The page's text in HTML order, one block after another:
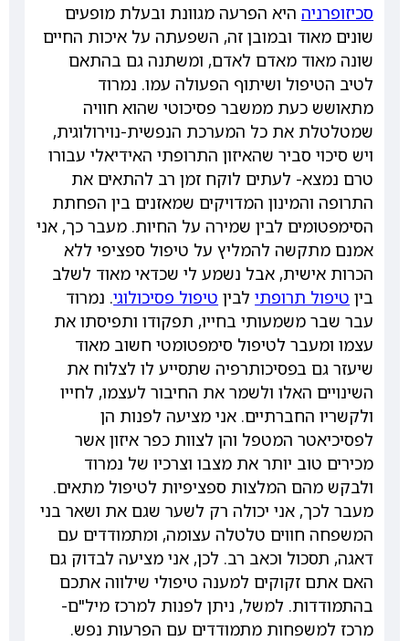
סכיזופרניההיא הפרעה מגוונת ובעלת מופעים
שונים מאוד ובמובן זה, השפעתה על איכות החיים
שונה מאוד מאדם לאדם, ומשתנה גם בהתאם
לטיב הטיפול ושיתוף הפעולה עמו. נמרוד
מתאושש כעת ממשבר פסיכוטי שהוא חוויה
שמטלטלת את כל המערכת הנפשית-נוירולוגית,
ויש סיכוי סביר שהאיזון התרופתי האידיאלי עבורו
טרם נמצא- לעתים לוקח זמן רב להתאים את
התרופה והמינון המדויקים שמאזנים בין הפחתת
הסימפטומים לבין שמירה על החיות. מעבר כך, אני
אמנם מתקשה להמליץ על טיפול ספציפי ללא
הכרות אישית, אבל נשמע לי שכדאי מאוד לשלב
בין טיפול תרופתילבין טיפול פסיכולוגי. נמרוד
עבר שבר משמעותי בחייו, תפקודו ותפיסתו את
עצמו ומעבר לטיפול סימפטומטי חשוב מאוד
שיעזר גם בפסיכותרפיה שתסייע לו לצלוח את
השינויים האלו ולשמר את החיבור לעצמו, לחייו
ולקשריו החברתיים. אני מציעה לפנות הן
לפסיכיאטר המטפל והן לצוות כפר איזון אשר
מכירים טוב יותר את מצבו וצרכיו של נמרוד
ולבקש מהם המלצות ספציפיות לטיפול מתאים.
מעבר לכך, אני יכולה רק לשער שגם את ושאר בני
המשפחה חווים טלטלה עצומה, ומתמודדים עם
דאגה, תסכול וכאב רב. לכן, אני מציעה לבדוק גם
האם אתם זקוקים למענה טיפולי שילווה אתכם
בהתמודדות. למשל, ניתן לפנות למרכז מיל"ם-
מרכז למשפחות מתמודדים עם הפרעות נפש.